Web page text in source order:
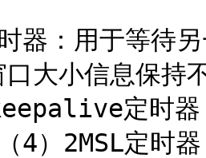
时器：用于等
大小信息保持
定时器
4）2MSL定时